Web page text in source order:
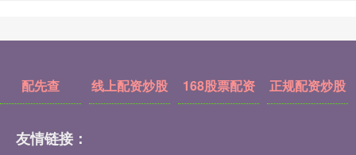
配先查 线上配资炒股 168股票配资 正规配资炒股
友情链接：